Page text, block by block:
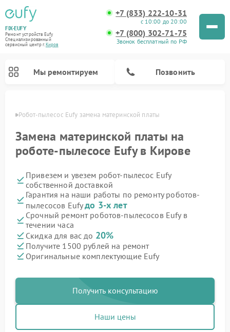
FIX-EUFY
Ремонт устройств Eufy
Специализированный
cервисный центр г.Киров
+7 (833) 222-10-31
с 10:00 до 20:00
+7 (800) 302-71-75
Звонок бесплатный по РФ
Мы ремонтируем Позвонить
Робот-пылесос Eufy замена материнской платы
Замена материнской платы на
роботе-пылесосе Eufy в Кирове
Привезем и увезем робот-пылесос Eufy
собственной доставкой
Гарантия на наши работы по ремонту роботов-
пылесосов Eufyдо 3-х лет
Срочный ремонт роботов-пылесосов Eufy в
течении часа
Скидка для вас до 20%
Получите 1500 рублей на ремонт
Оригинальные комплектующие Eufy
Получить консультацию
Наши цены